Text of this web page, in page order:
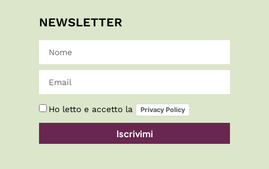
NEWSLETTER
Ho letto e accetto la Privacy Policy
Iscrivimi